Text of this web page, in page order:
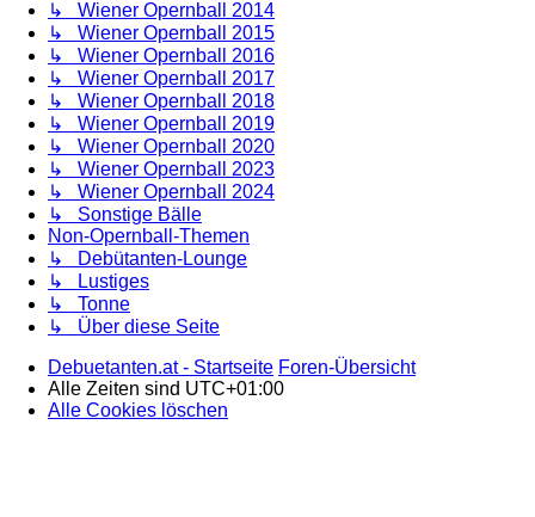
↳ Wiener Opernball 2014
↳ Wiener Opernball 2015
↳ Wiener Opernball 2016
↳ Wiener Opernball 2017
↳ Wiener Opernball 2018
↳ Wiener Opernball 2019
↳ Wiener Opernball 2020
↳ Wiener Opernball 2023
↳ Wiener Opernball 2024
↳ Sonstige Bälle
Non-Opernball-Themen
↳ Debütanten-Lounge
↳ Lustiges
↳ Tonne
↳ Über diese Seite
Debuetanten.at - Startseite Foren-Übersicht
Alle Zeiten sind UTC+01:00
Alle Cookies löschen